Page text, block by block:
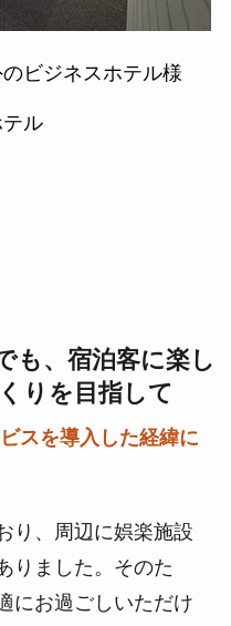
ビジネスホテル様
ル
も、宿泊客に楽し
りを目指して
スを導入した経緯に
り、周辺に娯楽施設
りました。そのた
にお過ごしいただけ